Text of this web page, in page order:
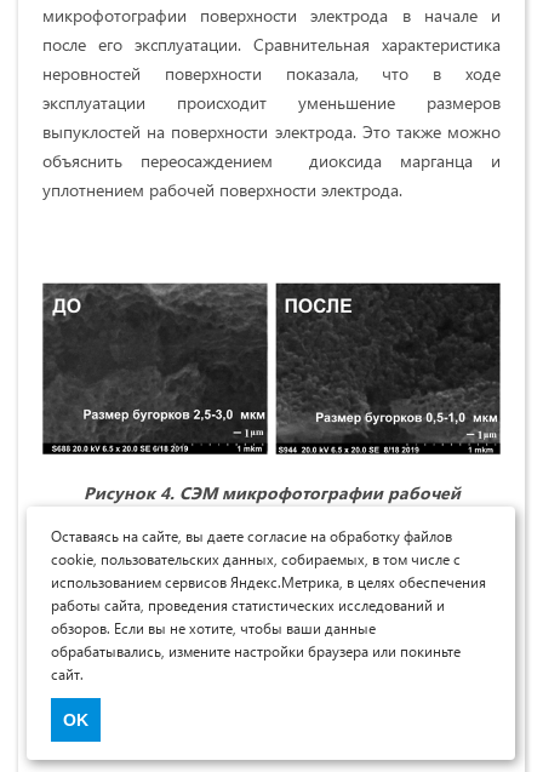
микрофотографии поверхности электрода в начале и
после его эксплуатации. Сравнительная характеристика
неровностей поверхности показала, что в ходе
эксплуатации происходит уменьшение размеров
выпуклостей на поверхности электрода. Это также можно
объяснить переосаждением диоксида марганца и
уплотнением рабочей поверхности электрода.
Рисунок 4.СЭМ микрофотографии рабочей
длительной эксплуатации(справа).
Была исследована взаимосвязь между током пика
С – электрода.
Оставаясь на сайте, вы даете согласие на обработку файлов
cookie, пользовательских данных, собираемых, в том числе с
использованием сервисов Яндекс.Метрика, в целях обеспечения
работы сайта, проведения статистических исследований и
обзоров. Если вы не хотите, чтобы ваши данные
обрабатывались, измените настройки браузера или покиньте
сайт.
OK